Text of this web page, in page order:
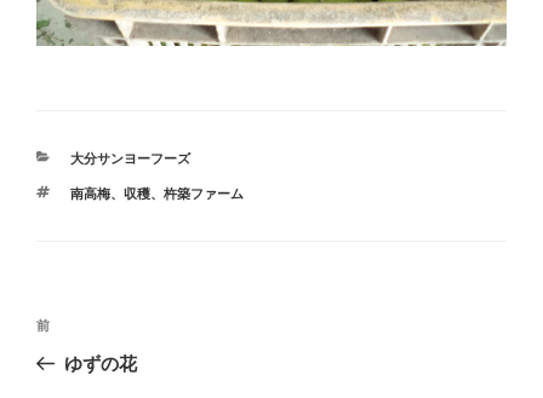
カ
ゴ
大分サンヨーフーズ
タ
南高梅、 収穫、 杵築ファーム
投
前
の
前
ゆずの花